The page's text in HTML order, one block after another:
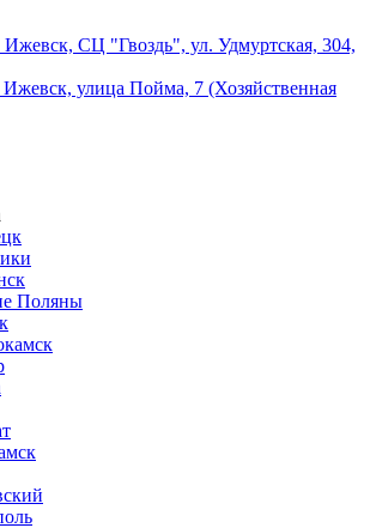
Ижевск, СЦ "Гвоздь", ул. Удмуртская, 304,
Ижевск, улица Пойма, 7 (Хозяйственная
Поляны